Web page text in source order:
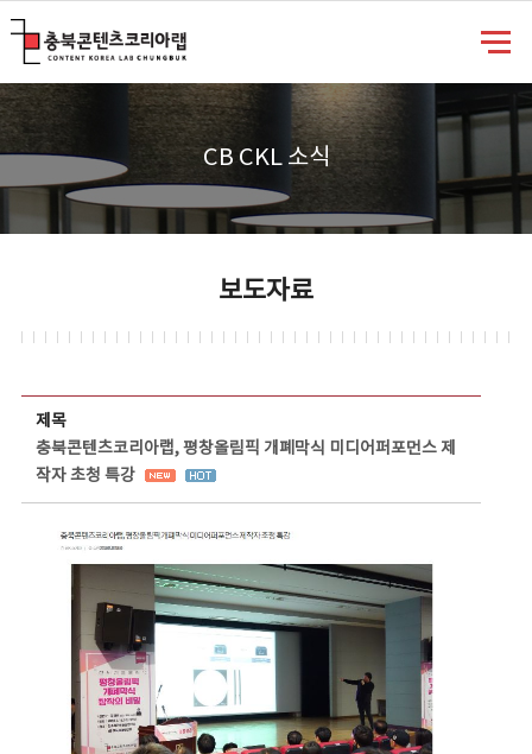
CB CKL 소식
보도자료
제목
충북콘텐츠코리아랩, 평창올림픽 개폐막식 미디어퍼포먼스 제
작자 초청 특강